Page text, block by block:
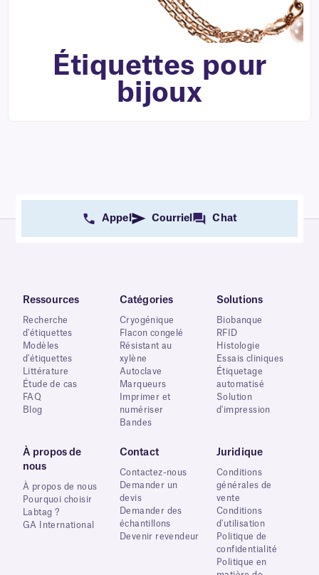
Étiquettes pour
bijoux
Appel Courriel Chat
Ressources
Recherche
d'étiquettes
Modèles
d'étiquettes
Littérature
Étude de cas
FAQ
Blog
Catégories
Cryogénique
Flacon congelé
Résistant au
xylène
Autoclave
Marqueurs
Imprimer et
numériser
Bandes
Solutions
Biobanque
RFID
Histologie
Essais cliniques
Étiquetage
automatisé
Solution
d'impression
À propos de
nous
À propos de nous
Pourquoi choisir
Labtag ?
GA International
Contact
Contactez-nous
Demander un
devis
Demander des
échantillons
Devenir revendeur
Juridique
Conditions
générales de
vente
Conditions
d'utilisation
Politique de
confidentialité
Politique en